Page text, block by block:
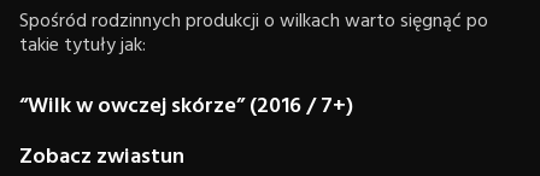
Spośród rodzinnych produkcji o wilkach warto sięgnąć po
takie tytuły jak:
“Wilk w owczej skórze” (2016 / 7+)
Zobacz zwiastun